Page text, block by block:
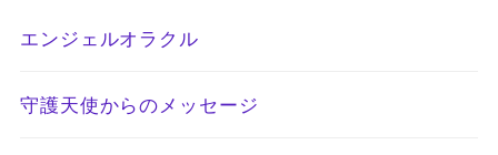
エンジェルオラクル
守護天使からのメッセージ